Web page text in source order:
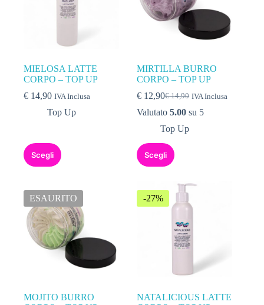
MIELOSA LATTE
CORPO – TOP UP
€ 14,90 IVA Inclusa
Top Up
Scegli
MIRTILLA BURRO
CORPO – TOP UP
€14,90
€ 12,90 IVA Inclusa
Valutato5.00 su 5
Top Up
Scegli
ESAURITO
MOJITO BURRO
-27%
NATALICIOUS LATTE